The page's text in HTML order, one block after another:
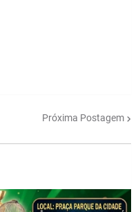
Próxima Postagem